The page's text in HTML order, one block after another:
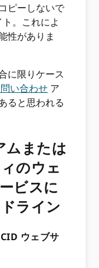
ピーしないで
。これによ
性がありま
に限りケース
い合わせ ア
ると思われる
ムまたは
のウェ
ビスに
ライン
ウェブサ